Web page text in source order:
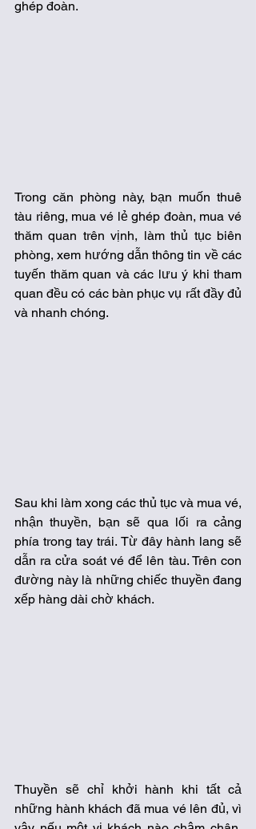
ghép đoàn.
Trong căn phòng này, bạn muốn thuê
tàu riêng, mua vé lẻ ghép đoàn, mua vé
thăm quan trên vịnh, làm thủ tục biên
phòng, xem hướng dẫn thông tin về các
tuyến thăm quan và các lưu ý khi tham
quan đều có các bàn phục vụ rất đầy đủ
và nhanh chóng.
Sau khi làm xong các thủ tục và mua vé,
nhận thuyền, bạn sẽ qua lối ra cảng
phía trong tay trái. Từ đây hành lang sẽ
dẫn ra cửa soát vé để lên tàu. Trên con
đường này là những chiếc thuyền đang
xếp hàng dài chờ khách.
Thuyền sẽ chỉ khởi hành khi tất cả
những hành khách đã mua vé lên đủ, vì